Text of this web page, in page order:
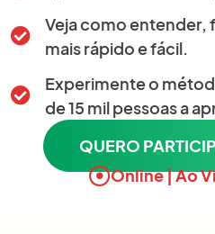
Veja como entender,
mais rápido e fácil.
Experimente o
de 15 mil pessoas a
QUERO
Online | Ao